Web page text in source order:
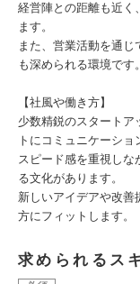
経営陣との距離も近く
ます。
また、営業活動を通
も深められる環境です。
【社風や働き方】
少数精鋭のスタートア
トにコミュニケーショ
スピード感を重視しな
る文化があります。
新しいアイデアや改善
方にフィットします。
求められるス